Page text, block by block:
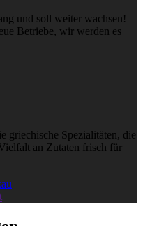
und soll weiter wachsen!
Betriebe, wir werden es
griechische Spezialitäten, die
an Zutaten frisch für